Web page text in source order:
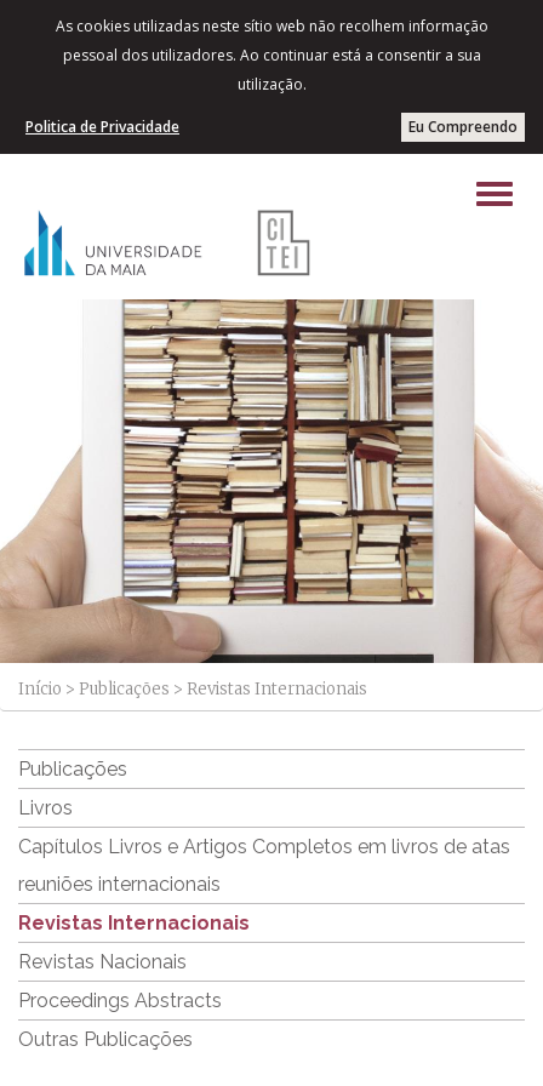
As cookies utilizadas neste sítio web não recolhem informação
pessoal dos utilizadores. Ao continuar está a consentir a sua
utilização.
Eu Compreendo
Politica de Privacidade
Início > Publicações > Revistas Internacionais
Publicações
Livros
Capítulos Livros e Artigos Completos em livros de atas
reuniões internacionais
Revistas Internacionais
Revistas Nacionais
Proceedings Abstracts
Outras Publicações